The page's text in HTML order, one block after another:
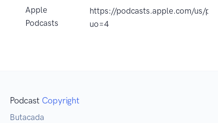
Apple
Podcasts
https://podcasts.apple.com/us/
uo=4
Podcast Copyright
Butacada